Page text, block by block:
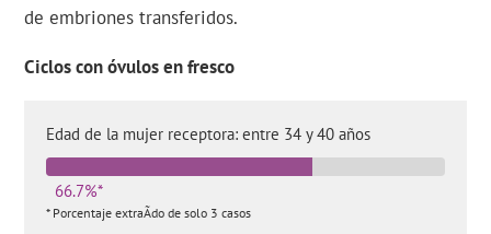
de embriones transferidos.
Ciclos con óvulos en fresco
Edad de la mujer receptora: entre 34 y 40 años
66.7%*
* Porcentaje extraÃ­do de solo 3 casos